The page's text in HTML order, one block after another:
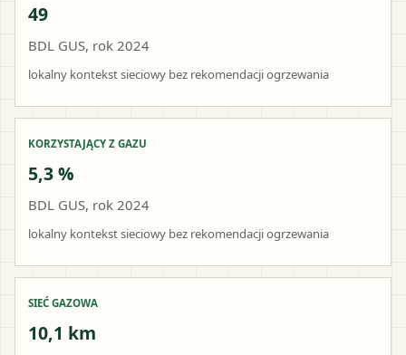
49
BDL GUS, rok 2024
lokalny kontekst sieciowy bez rekomendacji ogrzewania
KORZYSTAJĄCY Z GAZU
5,3 %
BDL GUS, rok 2024
lokalny kontekst sieciowy bez rekomendacji ogrzewania
SIEĆ GAZOWA
10,1 km